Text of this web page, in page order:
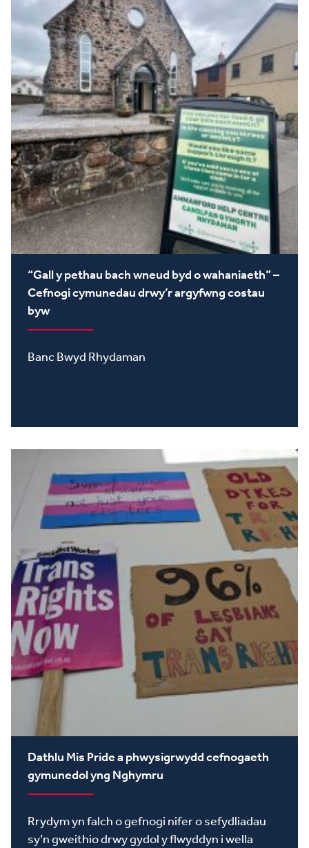
“Gall y pethau bach wneud byd o wahaniaeth” –
Cefnogi cymunedau drwy’r argyfwng costau
byw
Banc Bwyd Rhydaman
Dathlu Mis Pride a phwysigrwydd cefnogaeth
gymunedol yng Nghymru
Rrydym yn falch o gefnogi nifer o sefydliadau
sy’n gweithio drwy gydol y flwyddyn i wella